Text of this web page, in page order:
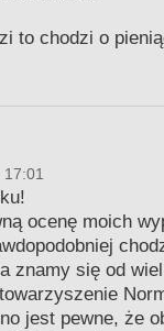
to chodzi o
ocenę moich
znamy się od
jest pewne, że